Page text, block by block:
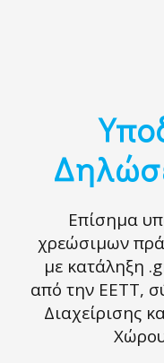
Επίσημα
χρεώσιμων
με κατάληξη
από την ΕΕΤΤ,
Διαχείρισης